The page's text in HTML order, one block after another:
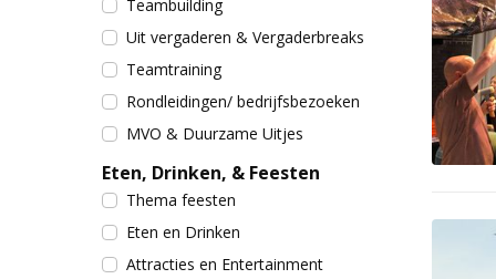
Teambuilding
Uit vergaderen & Vergaderbreaks
Teamtraining
Rondleidingen/ bedrijfsbezoeken
MVO & Duurzame Uitjes
Eten, Drinken, & Feesten
Thema feesten
Eten en Drinken
Attracties en Entertainment